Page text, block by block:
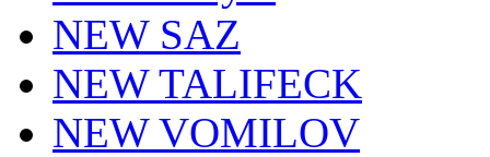
NEW SAZ
NEW TALIFECK
NEW VOMILOV